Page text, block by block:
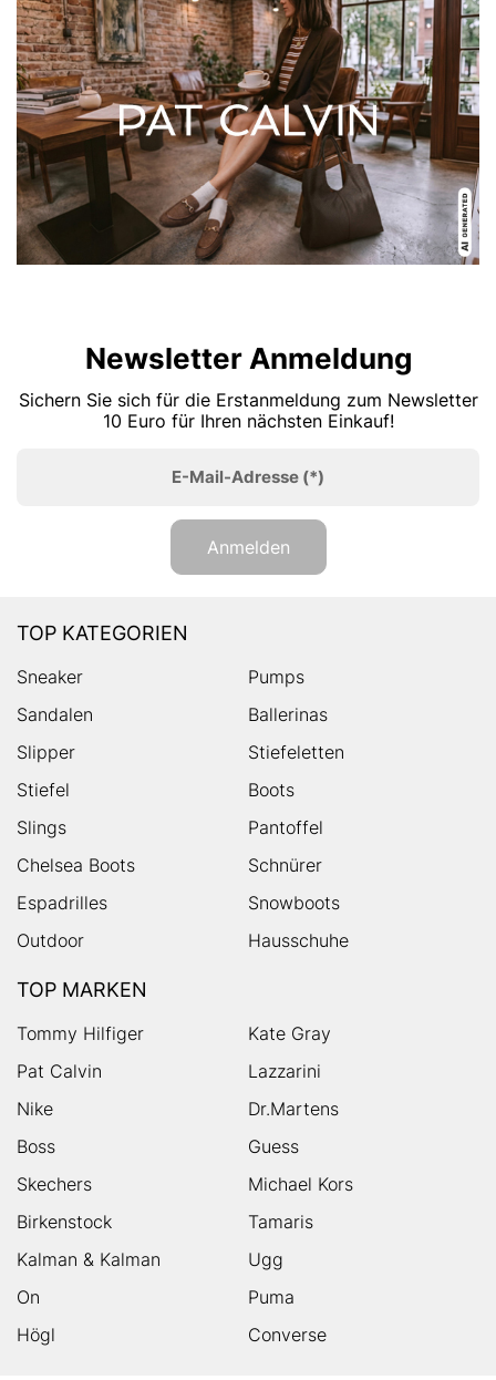
Newsletter Anmeldung
Sichern Sie sich für die Erstanmeldung zum Newsletter
10 Euro für Ihren nächsten Einkauf!
E-Mail-Adresse (*)
Anmelden
TOP KATEGORIEN
Sneaker
Pumps
Sandalen
Ballerinas
Slipper
Stiefeletten
Stiefel
Boots
Slings
Pantoffel
Chelsea Boots
Schnürer
Espadrilles
Snowboots
Outdoor
Hausschuhe
TOP MARKEN
Tommy Hilfiger
Kate Gray
Pat Calvin
Lazzarini
Nike
Dr.Martens
Boss
Guess
Skechers
Michael Kors
Birkenstock
Tamaris
Kalman & Kalman
Ugg
On
Puma
Högl
Converse